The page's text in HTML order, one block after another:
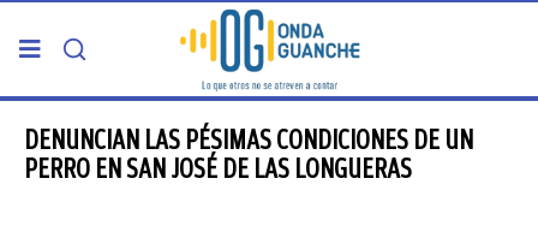
PORTADA
DENUNCIAN LAS PÉSIMAS CONDICIONES DE UN
PERRO EN SAN JOSÉ DE LAS LONGUERAS